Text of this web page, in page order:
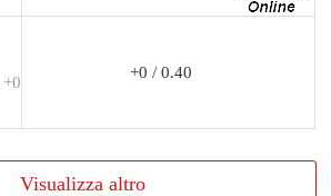
+0 / 0.40
Visualizza altro